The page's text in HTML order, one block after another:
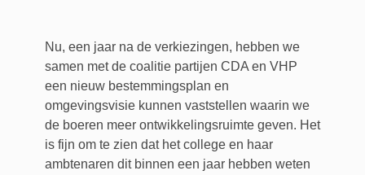
Nu, een jaar na de verkiezingen, hebben we
samen met de coalitie partijen CDA en VHP
een nieuw bestemmingsplan en
omgevingsvisie kunnen vaststellen waarin we
de boeren meer ontwikkelingsruimte geven. Het
is fijn om te zien dat het college en haar
ambtenaren dit binnen een jaar hebben weten